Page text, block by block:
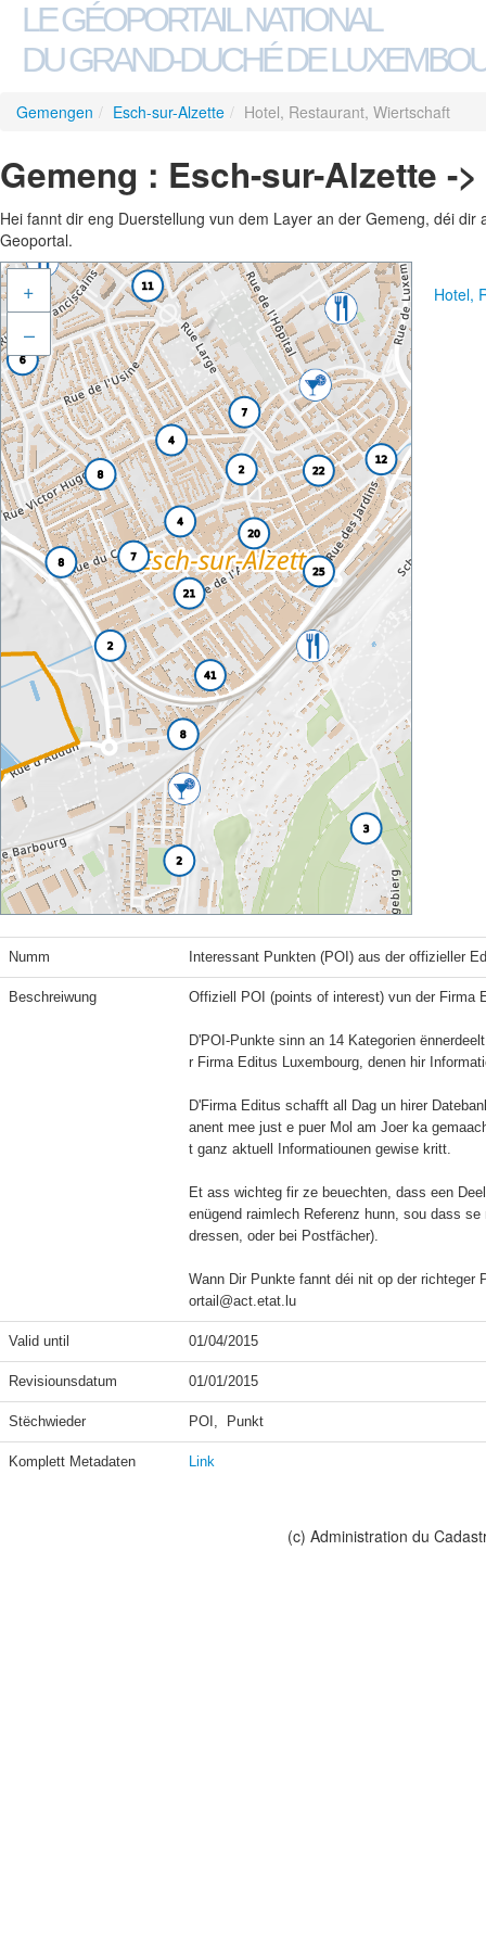
LE GÉOPORTAIL NATIONAL
DU GRAND-DUCHÉ DE
Gemengen / Esch-sur-Alzette / Hotel, Restaurant, Wiertschaft
Gemeng : Esch-sur-Alzette -
Hei fannt dir eng Duerstellung vun dem Layer an der Gemeng, déi
Geoportal.
+
–
Hotel,
Numm Interessant Punkten (POI) aus der offizieller
Beschreiwung Offiziell POI (points of interest) vun der Firma
D'POI-Punkte sinn an 14 Kategorien
r Firma Editus Luxembourg, denen hir
D'Firma Editus schafft all Dag un hirer
anent mee just e puer Mol am Joer ka
t ganz aktuell Informatiounen gewise kritt.
Et ass wichteg fir ze beuechten, dass een
enügend raimlech Referenz hunn, sou dass
dressen, oder bei Postfächer).
Wann Dir Punkte fannt déi nit op der
ortail@act.etat.lu
Valid until 01/04/2015
Revisiounsdatum 01/01/2015
Stëchwieder POI,  Punkt
Komplett Metadaten Link
(c) Administration du